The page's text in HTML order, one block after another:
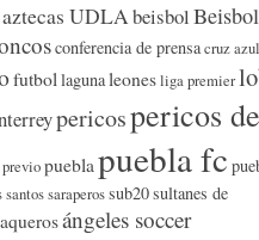
aztecas UDLAbeisbolBeisbol
conferencia de prensacruz azul
futbollagunaleonesliga premier
pericospericos de
previopueblapuebla fc
santossaraperossub20sultanes de
ángeles soccer